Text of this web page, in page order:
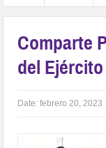
Comparte
del
Date:febrero 20, 2023